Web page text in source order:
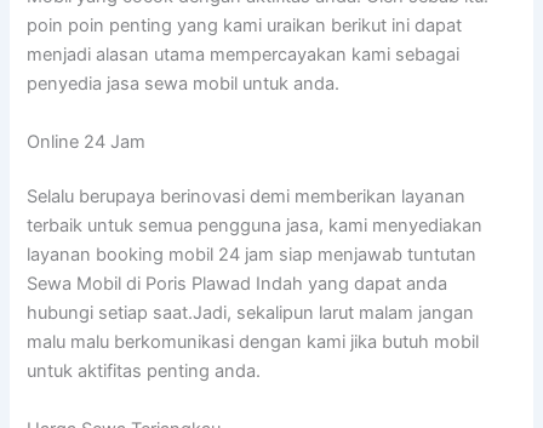
poin poin penting yang kami uraikan berikut ini dapat
menjadi alasan utama mempercayakan kami sebagai
penyedia jasa sewa mobil untuk anda.
Online 24 Jam
Selalu berupaya berinovasi demi memberikan layanan
terbaik untuk semua pengguna jasa, kami menyediakan
layanan booking mobil 24 jam siap menjawab tuntutan
Sewa Mobil di Poris Plawad Indah yang dapat anda
hubungi setiap saat.Jadi, sekalipun larut malam jangan
malu malu berkomunikasi dengan kami jika butuh mobil
untuk aktifitas penting anda.